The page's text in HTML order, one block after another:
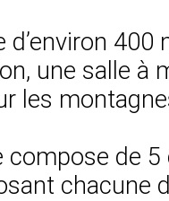
d’environ
une salle à
les
compose de
chacune